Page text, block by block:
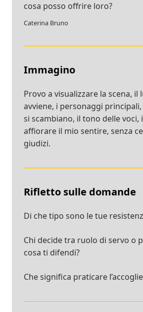
cosa posso offrire loro?
Caterina Bruno
Immagino
Provo a visualizzare la scena, il
avviene, i personaggi
si scambiano, il tono delle voci,
affiorare il mio sentire, senza
giudizi.
Rifletto sulle domande
Di che tipo sono le tue
Chi decide tra ruolo di servo o
cosa ti difendi?
Che significa praticare